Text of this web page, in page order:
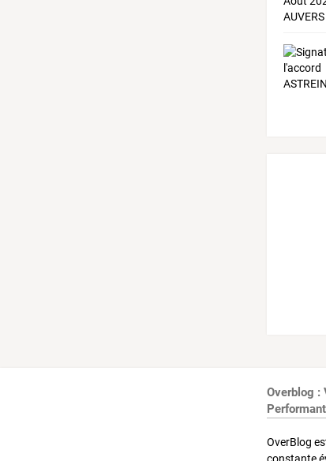
Overblog :
OverBlog